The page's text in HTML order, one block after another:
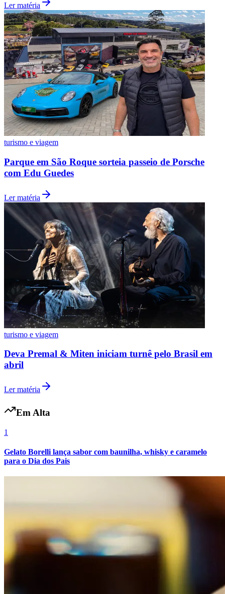
Vasco
Ler matéria
turismo e viagem
Parque em São Roque sorteia passeio de Porsche
com Edu Guedes
Ler matéria
turismo e viagem
Deva Premal & Miten iniciam turnê pelo Brasil em
abril
Ler matéria
Em Alta
1
Gelato Borelli lança sabor com baunilha, whisky e caramelo
para o Dia dos Pais